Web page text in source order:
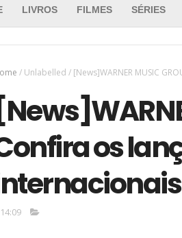
LIVROS FILMES SÉRIES
/ Unlabelled / [News]WARNER MUSIC
os
14:09